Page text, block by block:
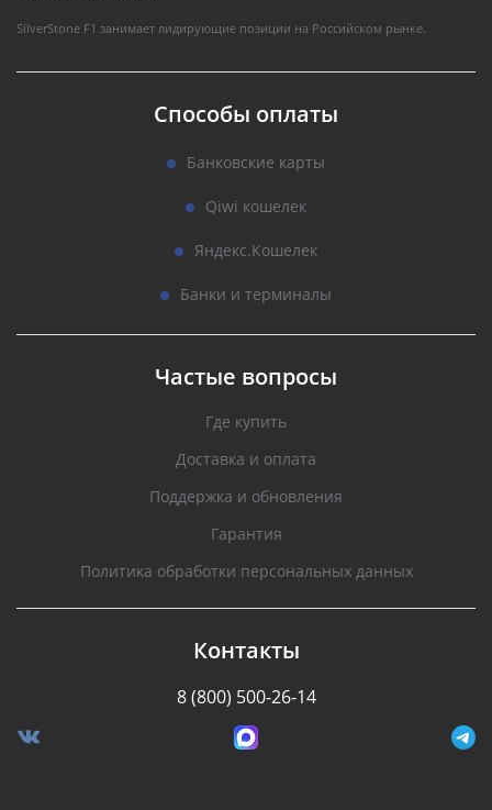
SilverStone F1 занимает лидирующие позиции на Российском рынке.
Способы оплаты
Банковские карты
Qiwi кошелек
Яндекс.Кошелек
Банки и терминалы
Частые вопросы
Где купить
Доставка и оплата
Поддержка и обновления
Гарантия
Политика обработки персональных данных
Контакты
8 (800) 500-26-14